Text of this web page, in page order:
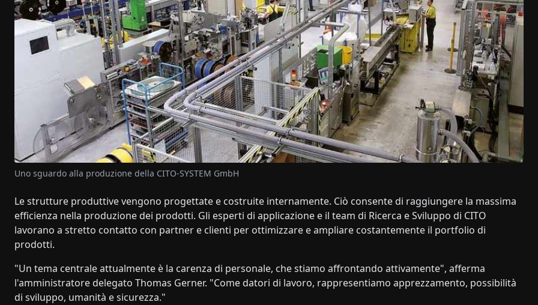
Uno sguardo alla produzione della CITO-SYSTEM GmbH
Le strutture produttive vengono progettate e costruite internamente. Ciò consente di raggiungere la massima
efficienza nella produzione dei prodotti. Gli esperti di applicazione e il team di Ricerca e Sviluppo di CITO
lavorano a stretto contatto con partner e clienti per ottimizzare e ampliare costantemente il portfolio di
prodotti.
"Un tema centrale attualmente è la carenza di personale, che stiamo affrontando attivamente", afferma
l'amministratore delegato Thomas Gerner. "Come datori di lavoro, rappresentiamo apprezzamento, possibilità
di sviluppo, umanità e sicurezza."